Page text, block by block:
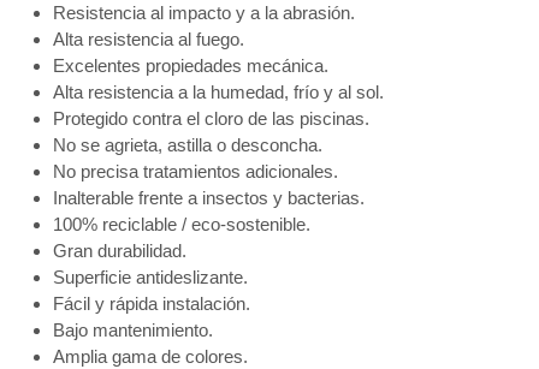
Resistencia al impacto y a la abrasión.
Alta resistencia al fuego.
Excelentes propiedades mecánica.
Alta resistencia a la humedad, frío y al sol.
Protegido contra el cloro de las piscinas.
No se agrieta, astilla o desconcha.
No precisa tratamientos adicionales.
Inalterable frente a insectos y bacterias.
100% reciclable / eco-sostenible.
Gran durabilidad.
Superficie antideslizante.
Fácil y rápida instalación.
Bajo mantenimiento.
Amplia gama de colores.